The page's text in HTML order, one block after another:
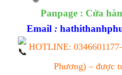
Panpage : Cửa
Email :
HOTLINE: 0346601177
Phương) – được